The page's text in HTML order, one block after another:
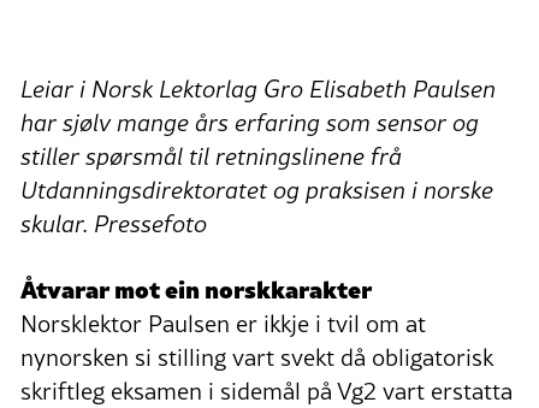
Leiar i Norsk Lektorlag Gro Elisabeth Paulsen
har sjølv mange års erfaring som sensor og
stiller spørsmål til retningslinene frå
Utdanningsdirektoratet og praksisen i norske
skular. Pressefoto
Åtvarar mot ein norskkarakter
Norsklektor Paulsen er ikkje i tvil om at
nynorsken si stilling vart svekt då obligatorisk
skriftleg eksamen i sidemål på Vg2 vart erstatta